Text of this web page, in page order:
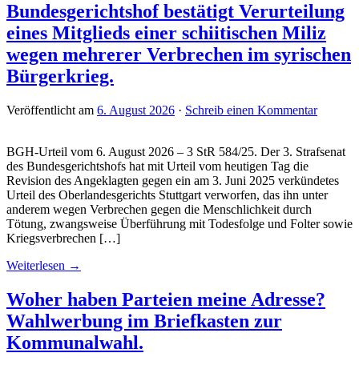
Bundesgerichtshof bestätigt Verurteilung
eines Mitglieds einer schiitischen Miliz
wegen mehrerer Verbrechen im syrischen
Bürgerkrieg.
Veröffentlicht am 6. August 2026 · Schreib einen Kommentar
BGH-Urteil vom 6. August 2026 – 3 StR 584/25. Der 3. Strafsenat
des Bundesgerichtshofs hat mit Urteil vom heutigen Tag die
Revision des Angeklagten gegen ein am 3. Juni 2025 verkündetes
Urteil des Oberlandesgerichts Stuttgart verworfen, das ihn unter
anderem wegen Verbrechen gegen die Menschlichkeit durch
Tötung, zwangsweise Überführung mit Todesfolge und Folter sowie
Kriegsverbrechen […]
Weiterlesen →
Woher haben Parteien meine Adresse?
Wahlwerbung im Briefkasten zur
Kommunalwahl.